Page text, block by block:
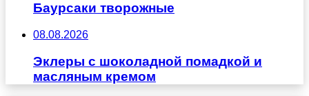
Баурсаки творожные
08.08.2026
Эклеры с шоколадной помадкой и
масляным кремом